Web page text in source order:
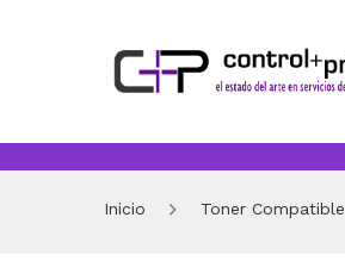
Inicio Toner Compatible